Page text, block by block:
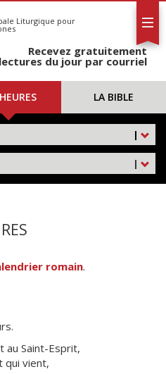
Liturgique pour
Recevez gratuitement
du jour par courriel
LA BIBLE
|
|
romain.
au Saint-Esprit,
qui vient,